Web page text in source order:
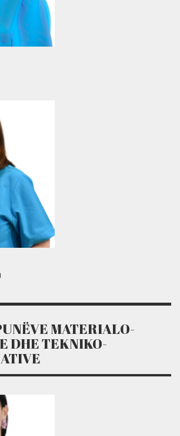
MATERIALO-
DHE TEKNIKO-